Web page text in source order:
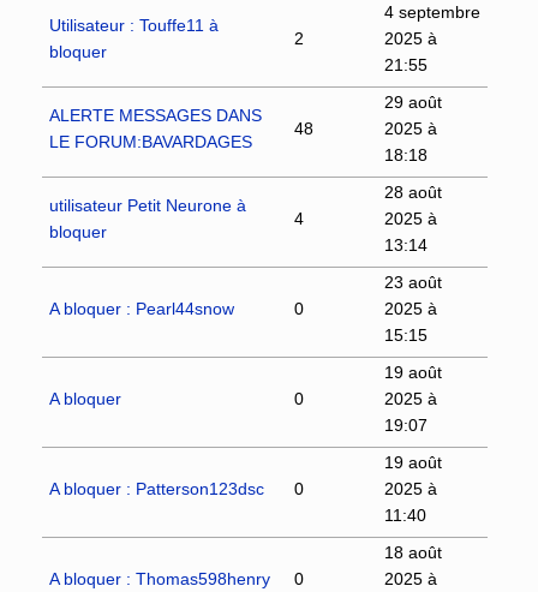
Utilisateur : Touffe11 à
bloquer
2
4 septembre
2025 à
21:55
ALERTE MESSAGES DANS
LE FORUM:BAVARDAGES
48
29 août
2025 à
18:18
utilisateur Petit Neurone à
bloquer
4
28 août
2025 à
13:14
A bloquer : Pearl44snow 0
23 août
2025 à
15:15
A bloquer 0
19 août
2025 à
19:07
A bloquer : Patterson123dsc 0
19 août
2025 à
11:40
A bloquer : Thomas598henry 0
18 août
2025 à